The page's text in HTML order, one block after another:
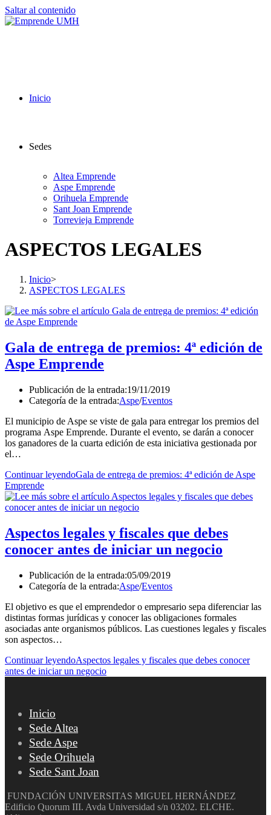
Saltar al contenido
Inicio
Sedes
Altea Emprende
Aspe Emprende
Orihuela Emprende
Sant Joan Emprende
Torrevieja Emprende
ASPECTOS LEGALES
Inicio>
ASPECTOS LEGALES
Gala de entrega de premios: 4ª edición de
Aspe Emprende
Publicación de la entrada:19/11/2019
Categoría de la entrada:Aspe/Eventos
El municipio de Aspe se viste de gala para entregar los premios del
programa Aspe Emprende. Durante el evento, se darán a conocer
los ganadores de la cuarta edición de esta iniciativa gestionada por
el…
Continuar leyendoGala de entrega de premios: 4ª edición de Aspe
Emprende
Aspectos legales y fiscales que debes
conocer antes de iniciar un negocio
Publicación de la entrada:05/09/2019
Categoría de la entrada:Aspe/Eventos
El objetivo es que el emprendedor o empresario sepa diferenciar las
distintas formas jurídicas y conocer las obligaciones formales
asociadas ante organismos públicos. Las cuestiones legales y fiscales
son aspectos…
Continuar leyendoAspectos legales y fiscales que debes conocer
antes de iniciar un negocio
Inicio
Sede Altea
Sede Aspe
Sede Orihuela
Sede Sant Joan
FUNDACIÓN UNIVERSITAS MIGUEL HERNÁNDEZ
Edificio Quorum III. Avda Universidad s/n 03202. ELCHE.